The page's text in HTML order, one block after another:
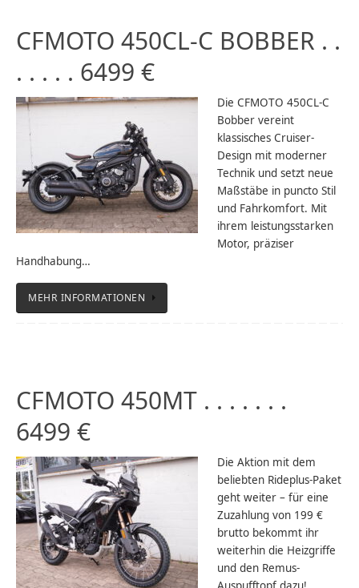
CFMOTO 450CL-C BOBBER . .
. . . . . 6499 €
Die CFMOTO 450CL-C
Bobber vereint
klassisches Cruiser-
Design mit moderner
Technik und setzt neue
Maßstäbe in puncto Stil
und Fahrkomfort. Mit
ihrem leistungsstarken
Motor, präziser
Handhabung…
MEHR INFORMATIONEN
CFMOTO 450MT . . . . . . .
6499 €
Die Aktion mit dem
beliebten Rideplus-Paket
geht weiter – für eine
Zuzahlung von 199 €
brutto bekommt ihr
weiterhin die Heizgriffe
und den Remus-